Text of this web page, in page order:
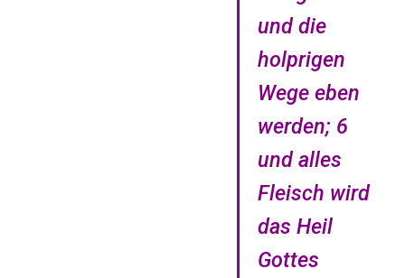
und die
holprigen
Wege eben
werden; 6
und alles
Fleisch wird
das Heil
Gottes